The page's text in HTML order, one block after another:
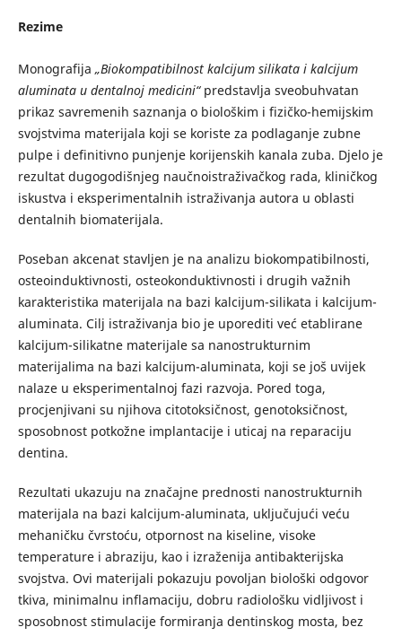
Rezime
Monografija „Biokompatibilnost kalcijum silikata i kalcijum
aluminata u dentalnoj medicini“predstavlja sveobuhvatan
prikaz savremenih saznanja o biološkim i fizičko-hemijskim
svojstvima materijala koji se koriste za podlaganje zubne
pulpe i definitivno punjenje korijenskih kanala zuba. Djelo je
rezultat dugogodišnjeg naučnoistraživačkog rada, kliničkog
iskustva i eksperimentalnih istraživanja autora u oblasti
dentalnih biomaterijala.
Poseban akcenat stavljen je na analizu biokompatibilnosti,
osteoinduktivnosti, osteokonduktivnosti i drugih važnih
karakteristika materijala na bazi kalcijum-silikata i kalcijum-
aluminata. Cilj istraživanja bio je uporediti već etablirane
kalcijum-silikatne materijale sa nanostrukturnim
materijalima na bazi kalcijum-aluminata, koji se još uvijek
nalaze u eksperimentalnoj fazi razvoja. Pored toga,
procjenjivani su njihova citotoksičnost, genotoksičnost,
sposobnost potkožne implantacije i uticaj na reparaciju
dentina.
Rezultati ukazuju na značajne prednosti nanostrukturnih
materijala na bazi kalcijum-aluminata, uključujući veću
mehaničku čvrstoću, otpornost na kiseline, visoke
temperature i abraziju, kao i izraženija antibakterijska
svojstva. Ovi materijali pokazuju povoljan biološki odgovor
tkiva, minimalnu inflamaciju, dobru radiološku vidljivost i
sposobnost stimulacije formiranja dentinskog mosta, bez